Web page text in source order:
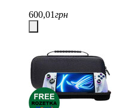
600,01грн